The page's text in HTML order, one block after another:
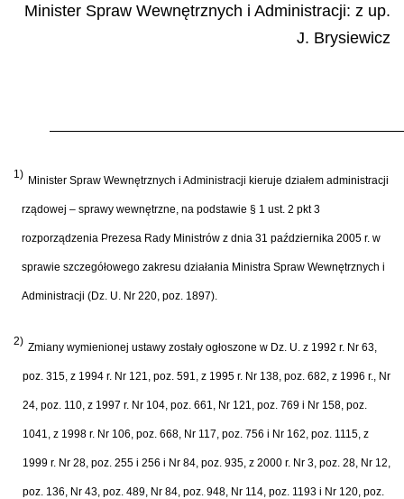
Minister Spraw Wewnętrznych i Administracji: z up.
J. Brysiewicz
1) Minister Spraw Wewnętrznych i Administracji kieruje działem administracji
rządowej – sprawy wewnętrzne, na podstawie § 1 ust. 2 pkt 3
rozporządzenia Prezesa Rady Ministrów z dnia 31 października 2005 r. w
sprawie szczegółowego zakresu działania Ministra Spraw Wewnętrznych i
Administracji (Dz. U. Nr 220, poz. 1897).
2) Zmiany wymienionej ustawy zostały ogłoszone w Dz. U. z 1992 r. Nr 63,
poz. 315, z 1994 r. Nr 121, poz. 591, z 1995 r. Nr 138, poz. 682, z 1996 r., Nr
24, poz. 110, z 1997 r. Nr 104, poz. 661, Nr 121, poz. 769 i Nr 158, poz.
1041, z 1998 r. Nr 106, poz. 668, Nr 117, poz. 756 i Nr 162, poz. 1115, z
1999 r. Nr 28, poz. 255 i 256 i Nr 84, poz. 935, z 2000 r. Nr 3, poz. 28, Nr 12,
poz. 136, Nr 43, poz. 489, Nr 84, poz. 948, Nr 114, poz. 1193 i Nr 120, poz.